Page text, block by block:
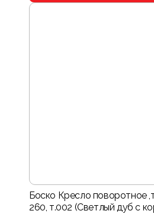
Боско Кресло поворотное
260, т.002 (Светлый дуб с